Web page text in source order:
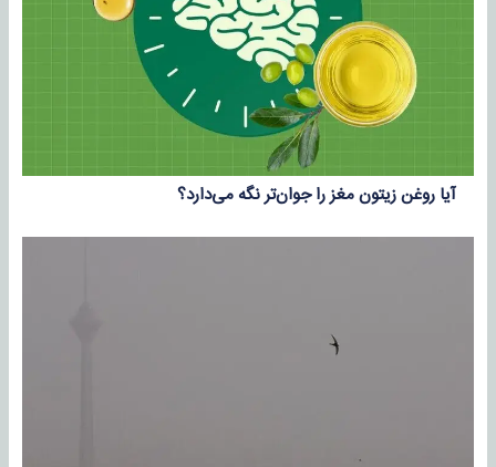
آیا روغن زیتون مغز را جوان‌تر نگه می‌دارد؟